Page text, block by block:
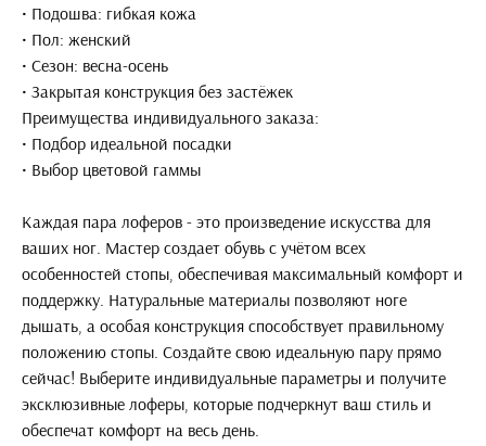
• Подошва: гибкая кожа
• Пол: женский
• Сезон: весна-осень
• Закрытая конструкция без застёжек
Преимущества индивидуального заказа:
• Подбор идеальной посадки
• Выбор цветовой гаммы
Каждая пара лоферов - это произведение искусства для
ваших ног. Мастер создает обувь с учётом всех
особенностей стопы, обеспечивая максимальный комфорт и
поддержку. Натуральные материалы позволяют ноге
дышать, а особая конструкция способствует правильному
положению стопы. Создайте свою идеальную пару прямо
сейчас! Выберите индивидуальные параметры и получите
эксклюзивные лоферы, которые подчеркнут ваш стиль и
обеспечат комфорт на весь день.